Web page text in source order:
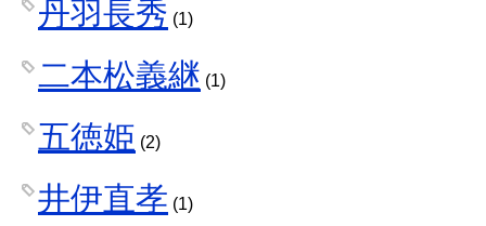
丹羽長秀 (1)
二本松義継 (1)
五徳姫 (2)
井伊直孝 (1)